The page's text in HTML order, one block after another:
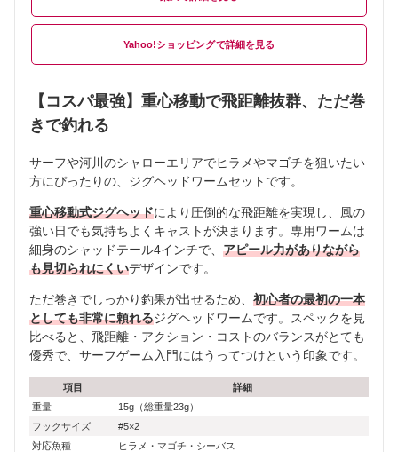
Yahoo!ショッピング
【コスパ最強】重心移動で飛距離抜群、ただ巻
きで釣れる
サーフや河川のシャローエリアでヒラメやマゴチを狙いたい
方にぴったりの、ジグヘッドワームセットです。
重心移動式ジグヘッドにより圧倒的な飛距離を実現し、風の
強い日でも気持ちよくキャストが決まります。専用ワームは
細身のシャッドテール4インチで、 アピール力がありながら
も見切られにくいデザインです。
ただ巻きでしっかり釣果が出せるため、 初心者の最初の一本
としても非常に頼れるジグヘッドワームです。スペックを見
比べると、飛距離・アクション・コストのバランスがとても
優秀で、サーフゲーム入門にはうってつけという印象です。
項目
詳細
重量
15g（総重量23g）
フックサイズ
#5×2
対応魚種
ヒラメ・マゴチ・シーバス